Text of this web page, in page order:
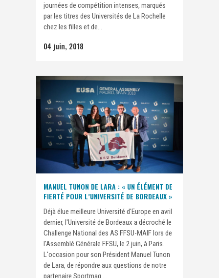
journées de compétition intenses, marqués
par les titres des Universités de La Rochelle
chez les filles et de...
04 juin, 2018
MANUEL TUNON DE LARA : « UN ÉLÉMENT DE
FIERTÉ POUR L’UNIVERSITÉ DE BORDEAUX »
Déjà élue meilleure Université d'Europe en avril
dernier, l'Université de Bordeaux a décroché le
Challenge National des AS FFSU-MAIF lors de
l'Assemblé Générale FFSU, le 2 juin, à Paris.
L'occasion pour son Président Manuel Tunon
de Lara, de répondre aux questions de notre
partenaire Sportmag....